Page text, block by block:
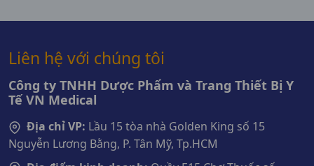
Liên hệ với chúng tôi
Công ty TNHH Dược Phẩm và Trang Thiết Bị Y
Tế VN Medical
Địa chỉ VP: Lầu 15 tòa nhà Golden King số 15
Nguyễn Lương Bằng, P. Tân Mỹ, Tp.HCM